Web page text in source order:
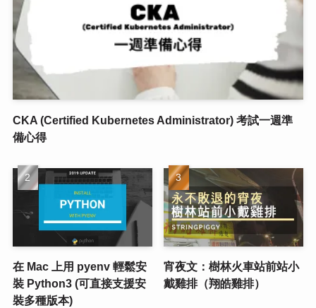
CKA (Certified Kubernetes Administrator) 考試一週準
備心得
在 Mac 上用 pyenv 輕鬆安
裝 Python3 (可直接支援安
裝多種版本)
宵夜文：樹林火車站前站小
戴雞排（翔皓雞排）